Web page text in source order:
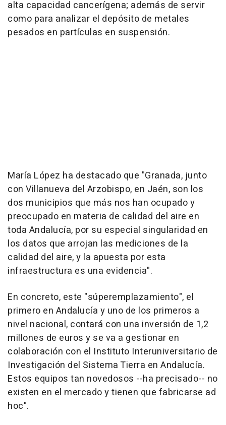
alta capacidad cancerígena; además de servir
como para analizar el depósito de metales
pesados en partículas en suspensión.
María López ha destacado que "Granada, junto
con Villanueva del Arzobispo, en Jaén, son los
dos municipios que más nos han ocupado y
preocupado en materia de calidad del aire en
toda Andalucía, por su especial singularidad en
los datos que arrojan las mediciones de la
calidad del aire, y la apuesta por esta
infraestructura es una evidencia".
En concreto, este "súperemplazamiento", el
primero en Andalucía y uno de los primeros a
nivel nacional, contará con una inversión de 1,2
millones de euros y se va a gestionar en
colaboración con el Instituto Interuniversitario de
Investigación del Sistema Tierra en Andalucía.
Estos equipos tan novedosos --ha precisado-- no
existen en el mercado y tienen que fabricarse ad
hoc".